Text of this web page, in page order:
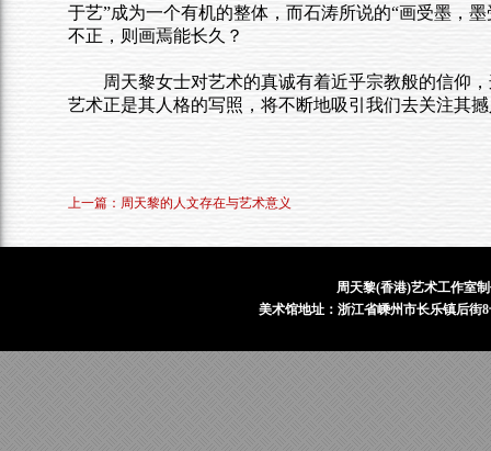
于艺”成为一个有机的整体，而石涛所说的“画受墨，
不正，则画焉能长久？
周天黎女士对艺术的真诚有着近乎宗教般的信仰
艺术正是其人格的写照，将不断地吸引我们去关注其
上一篇：周天黎的人文存在与艺术意义
周天黎(香港)艺术工作室
美术馆地址：浙江省嵊州市长乐镇后街